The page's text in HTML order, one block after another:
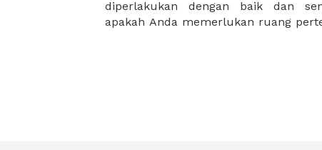
diperlakukan dengan baik dan
apakah Anda memerlukan ruang